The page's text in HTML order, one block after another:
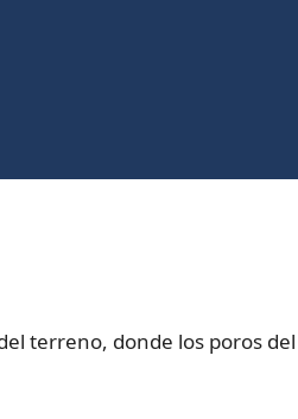
terreno, donde los poros